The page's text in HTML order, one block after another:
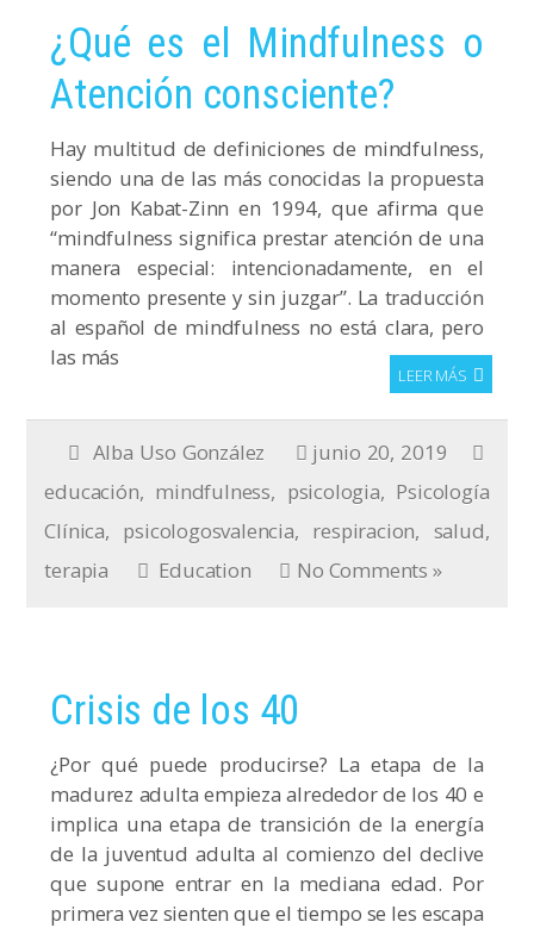
¿Qué es el Mindfulness o
Atención consciente?
Hay multitud de definiciones de mindfulness,
siendo una de las más conocidas la propuesta
por Jon Kabat-Zinn en 1994, que afirma que
“mindfulness significa prestar atención de una
manera especial: intencionadamente, en el
momento presente y sin juzgar”. La traducción
al español de mindfulness no está clara, pero
las más
LEER MÁS
Alba Uso González
junio 20, 2019
educación, mindfulness, psicologia, Psicología
Clínica, psicologosvalencia, respiracion, salud,
terapia
Education No Comments »
Crisis de los 40
¿Por qué puede producirse? La etapa de la
madurez adulta empieza alrededor de los 40 e
implica una etapa de transición de la energía
de la juventud adulta al comienzo del declive
que supone entrar en la mediana edad. Por
primera vez sienten que el tiempo se les escapa